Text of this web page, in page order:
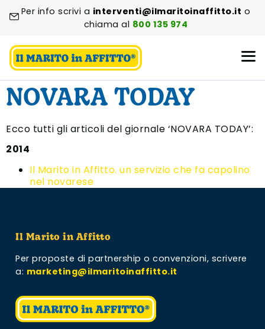
Per info scrivi a interventi@ilmaritoinaffitto.it o
chiama al 800 135 974
NOVARA TODAY
Ecco tutti gli articoli del giornale ‘NOVARA TODAY’:
2014
Il Marito in Affitto. un servizio che fa capolino
nel novarese
Il Marito in Affitto
Per proposte di partnership o convenzioni, scrivere
a: marketing@ilmaritoinaffitto.it